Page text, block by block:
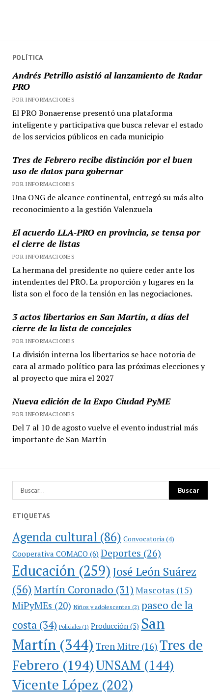
POLÍTICA
Andrés Petrillo asistió al lanzamiento de Radar
PRO
POR INFORMACIONES
El PRO Bonaerense presentó una plataforma
inteligente y participativa que busca relevar el estado
de los servicios públicos en cada municipio
Tres de Febrero recibe distinción por el buen
uso de datos para gobernar
POR INFORMACIONES
Una ONG de alcance continental, entregó su más alto
reconocimiento a la gestión Valenzuela
El acuerdo LLA-PRO en provincia, se tensa por
el cierre de listas
POR INFORMACIONES
La hermana del presidente no quiere ceder ante los
intendentes del PRO. La proporción y lugares en la
lista son el foco de la tensión en las negociaciones.
3 actos libertarios en San Martín, a días del
cierre de la lista de concejales
POR INFORMACIONES
La división interna los libertarios se hace notoria de
cara al armado político para las próximas elecciones y
al proyecto que mira el 2027
Nueva edición de la Expo Ciudad PyME
POR INFORMACIONES
Del 7 al 10 de agosto vuelve el evento industrial más
importante de San Martín
ETIQUETAS
Agenda cultural (86) Convocatoria (4)
Cooperativa COMACO(6) Deportes (26)
Educación(259)José León Suárez
(56)Martín Coronado (31) Mascotas (15)
MiPyMEs (20) Niños y adolescentes (2) paseo de la
costa(34) Policiales(1) Producción(5) San
Martín(344) Tren Mitre (16) Tres de
Febrero (194)UNSAM (144)
Vicente López (202)